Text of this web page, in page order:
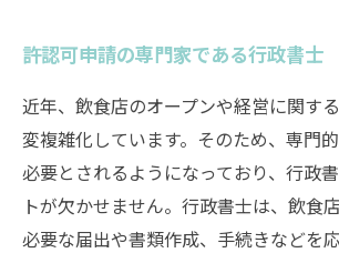
許認可申請の専門家である行政書士
近年、飲食店のオープンや経営に関す
変複雑化しています。そのため、専門
必要とされるようになっており、行政
トが欠かせません。行政書士は、飲食
必要な届出や書類作成、手続きなどを